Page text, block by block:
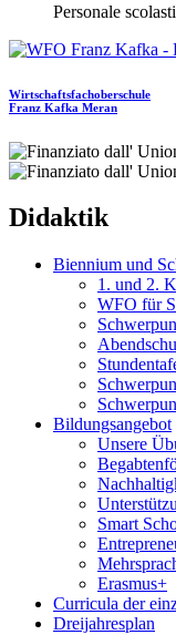
Personale
Wirtschaftsfachoberschule
Franz Kafka Meran
Didaktik
Biennium und
1. und 2.
WFO für
Bildungsangebot
Unsere
Smart
Erasmus+
Curricula der
Dreijahresplan